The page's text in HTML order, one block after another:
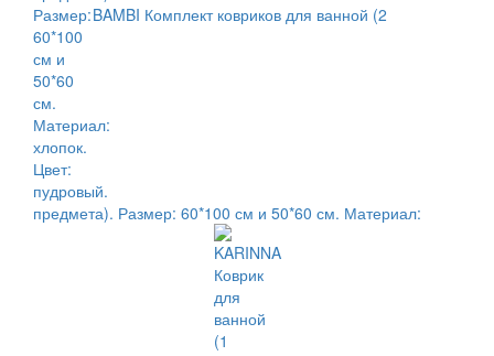
BAMBI Комплект ковриков для ванной (2
предмета). Размер: 60*100 см и 50*60 см. Материал: